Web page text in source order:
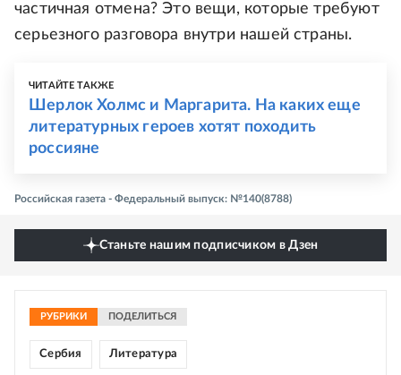
частичная отмена? Это вещи, которые требуют
серьезного разговора внутри нашей страны.
ЧИТАЙТЕ ТАКЖЕ
Шерлок Холмс и Маргарита. На каких еще
литературных героев хотят походить
россияне
Российская газета - Федеральный выпуск: №140(8788)
Станьте нашим подписчиком в Дзен
РУБРИКИ ПОДЕЛИТЬСЯ
Сербия Литература